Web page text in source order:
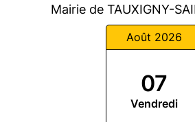
Mairie de TAUXIGNY-
Août 2026
07
Vendredi